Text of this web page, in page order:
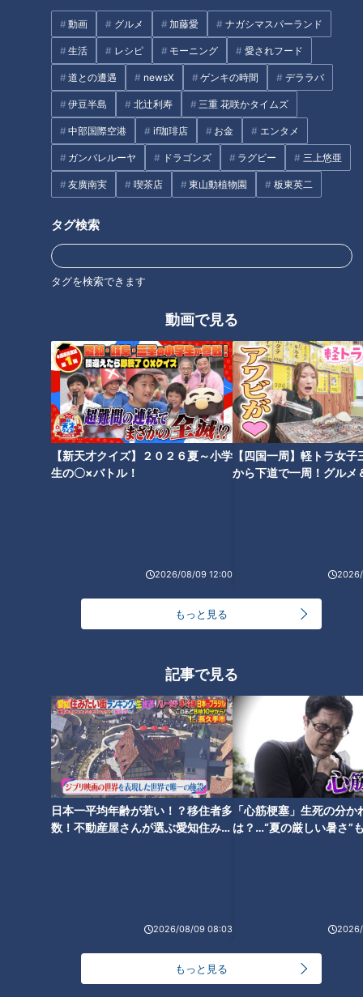
動画 グルメ 加藤愛 ナガシマスパーランド
生活 レシピ モーニング 愛されフード
道との遭遇 newsX ゲンキの時間 デララバ
伊豆半島 北辻利寿 三重 花咲かタイムズ
中部国際空港 if珈琲店 お金 エンタメ
ガンバレルーヤ ドラゴンズ ラグビー 三上悠亜
友廣南実 喫茶店 東山動植物園 板東英二
タグ検索
タグを検索できます
動画で見る
【新天才クイズ】２０２６夏～小学
生の〇×バトル！
2026/08/09 12:00
【四国一周】軽トラ女子
から下道で一周！グルメ
もっと見る
記事で見る
日本一平均年齢が若い！？移住者多
数！不動産屋さんが選ぶ愛知住みた
2026/08/09 08:03
「心筋梗塞」生死の分か
は？…“夏の厳しい暑さ”
もっと見る
苦戦の3要因
まずは5カード連続勝ち越しの快進撃から。9年ぶりといえば
井端さんがショートのレギュラーとしてドラゴンズ優勝を牽引
した年。その当時、ベンチ内の状況は、まさにいい流れで進
み、連敗するとか負ける気がしない思いで戦っていたと述懐。
顔ぶれがガラっと変わった現チームにおいても、自信をもって
の戦いができているはずだ。
井端さんが前回出演した7月26日終了時点、ドラゴンズは両リ
ーグ最速となる20敗を喫し、借金8とリーグ最下位を低迷して
いた。当時、苦戦している要因について井端さんは3点挙げて
1．勝てない先発投手
2．ケガ人が多い
3．鬼門の2番
まず、勝ちがつかない先発投手について、井端さんが改善する
ための良策として挙げていたのは、“先に点を取られるな”。前
回出演時までは、33試合中、先発投手は9つしか勝てず、なん
先発陣の変化についての問いに井端さんは、
「打撃陣が頑張り、先制点を取ってもらっている中、先発陣が
で抑えようと続けて欲しいと思います」
と、攻撃陣、投手陣の歯車がよく噛み合っている現状を高評
価。先発陣の顔ぶれも開幕当初から変わり、松葉、福谷、そし
て支配下入りしたロドリゲスが、良い意味計算外の活躍！好投
を続けているのも連続カード勝ち越しに起因していよう。
チーム力が上がらないまま7月一カ月を苦闘し続けたドラゴン
ズ。7月出演時の井端さんはケガ人続出することも、しっかり
キャンプ、オープン戦時から想定しておくべきと断言。ケガ人